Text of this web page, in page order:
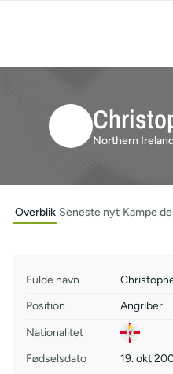
Northern
Overblik Seneste nyt Kampe
Fulde navn
Position
Angriber
Nationalitet
Fødselsdato
19. okt